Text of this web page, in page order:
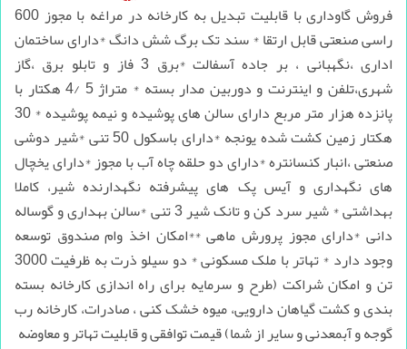
فروش گاوداری با قابلیت تبدیل به کارخانه در مراغه با مجوز 600
راسی صنعتی قابل ارتقا * سند تک برگ شش دانگ *دارای ساختمان
اداری ،نگهبانی ، بر جاده آسفالت *برق 3 فاز و تابلو برق ،گاز
شهری،تلفن و اینترنت و دوربین مدار بسته * متراژ 5 /4 هکتار با
پانزده هزار متر مربع دارای سالن های پوشیده و نیمه پوشیده * 30
هکتار زمین کشت شده یونجه *دارای باسکول 50 تنی *شیر دوشی
صنعتی ،انبار کنسانتره *دارای دو حلقه چاه آب با مجوز *دارای یخچال
های نگهداری و آیس پک های پیشرفته نگهدارنده شیر، کاملا
بهداشتی * شیر سرد کن و تانک شیر 3 تنی *سالن بهداری و گوساله
دانی *دارای مجوز پرورش ماهی **امکان اخذ وام صندوق توسعه
وجود دارد * تهاتر با ملک مسکونی * دو سیلو ذرت به ظرفیت 3000
تن و امکان شراکت (طرح و سرمایه برای راه اندازی کارخانه بسته
بندی و کشت گیاهان دارویی، میوه خشک کنی ، صادرات، کارخانه رب
گوجه و آبمعدنی و سایر از شما) قیمت توافقی و قابلیت تهاتر و معاوضه